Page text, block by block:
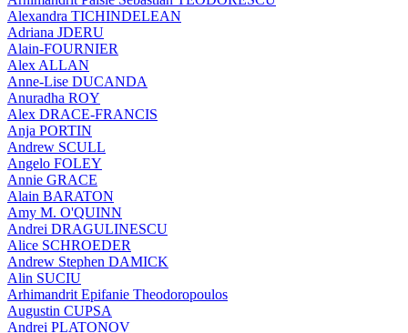
Alexandra TICHINDELEAN
Adriana JDERU
Alain-FOURNIER
Alex ALLAN
Anne-Lise DUCANDA
Anuradha ROY
Alex DRACE-FRANCIS
Anja PORTIN
Andrew SCULL
Angelo FOLEY
Annie GRACE
Alain BARATON
Amy M. O'QUINN
Andrei DRAGULINESCU
Alice SCHROEDER
Andrew Stephen DAMICK
Alin SUCIU
Arhimandrit Epifanie Theodoropoulos
Augustin CUPSA
Andrei PLATONOV